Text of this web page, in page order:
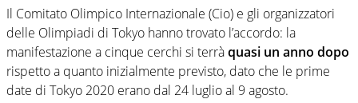
Il Comitato Olimpico Internazionale (Cio) e gli organizzatori
delle Olimpiadi di Tokyo hanno trovato l’accordo: la
manifestazione a cinque cerchi si terràquasi un anno dopo
rispetto a quanto inizialmente previsto, dato che le prime
date di Tokyo 2020 erano dal 24 luglio al 9 agosto.